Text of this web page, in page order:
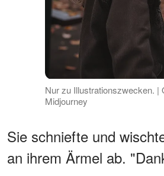
Nur zu Illustrationszwecken. |
Midjourney
Sie schniefte und
an ihrem Ärmel ab.